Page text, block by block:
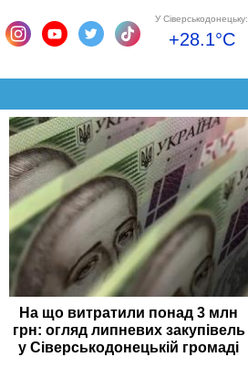
У Сіверськодонецьку:
+28.1°C
На що витратили понад 3 млн
грн: огляд липневих закупівель
у Сіверськодонецькій громаді